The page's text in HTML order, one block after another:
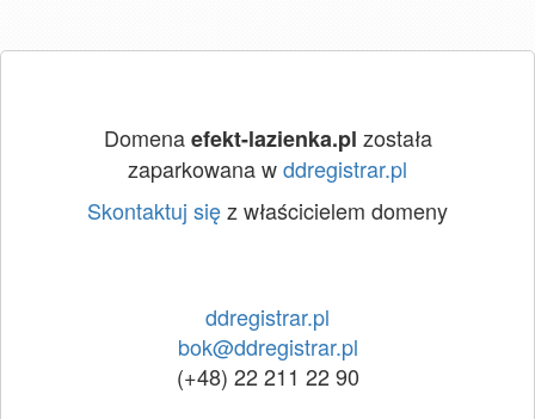
Domenaefekt-lazienka.pl została
zaparkowana wddregistrar.pl
Skontaktuj sięz właścicielem domeny
ddregistrar.pl
bok@ddregistrar.pl
(+48) 22 211 22 90